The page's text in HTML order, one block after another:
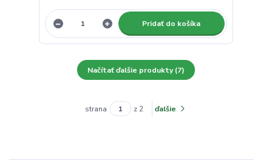
Pridať do košíka
Načítať ďalšie produkty (7)
strana z 2 ďalšie